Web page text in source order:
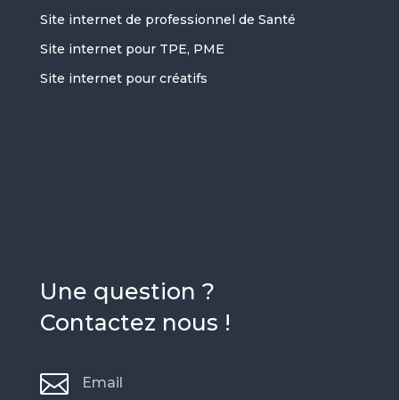
Site internet de professionnel de Santé
Site internet pour TPE, PME
Site internet pour créatifs
Une question ?
Contactez nous !
 Email